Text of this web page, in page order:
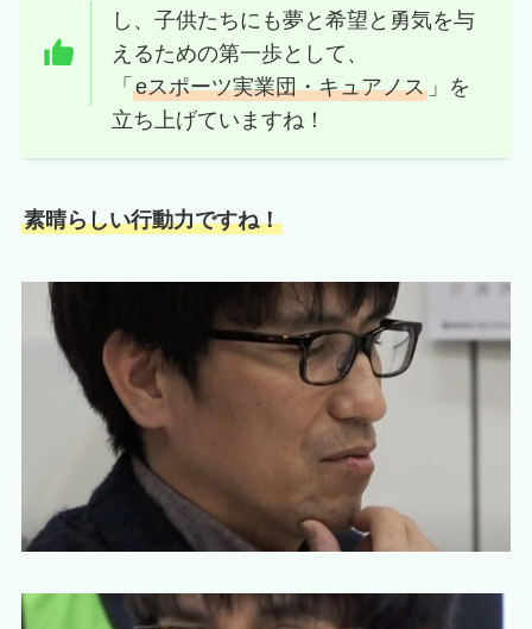
し、子供たちにも夢と希望と勇気を与
えるための第一歩として、
「eスポーツ実業団・キュアノス 」を
立ち上げていますね！
素晴らしい行動力ですね！